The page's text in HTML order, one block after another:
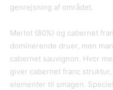
genrejsning af området.
Merlot (80%) og cabernet
dominerende druer, men
cabernet sauvignon. Hvor
giver cabernet franc
elementer til smagen.